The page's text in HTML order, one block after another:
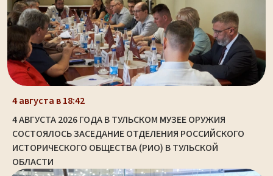
4 августа в 18:42
4 АВГУСТА 2026 ГОДА В ТУЛЬСКОМ МУЗЕЕ ОРУЖИЯ
СОСТОЯЛОСЬ ЗАСЕДАНИЕ ОТДЕЛЕНИЯ РОССИЙСКОГО
ИСТОРИЧЕСКОГО ОБЩЕСТВА (РИО) В ТУЛЬСКОЙ
ОБЛАСТИ